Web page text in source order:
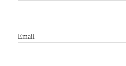
Email